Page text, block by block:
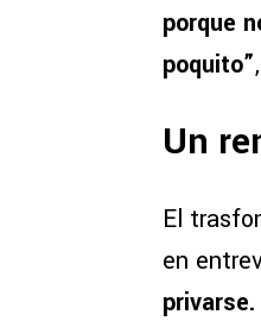
porque
poquito”
Un
El
en